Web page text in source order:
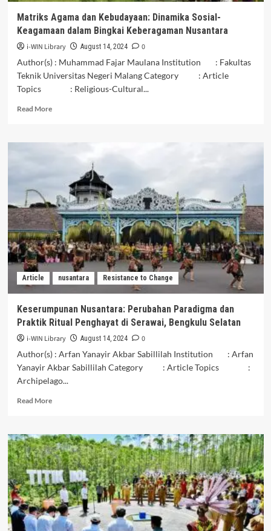
Matriks Agama dan Kebudayaan: Dinamika Sosial-
Keagamaan dalam Bingkai Keberagaman Nusantara
i-WIN Library August 14, 2024
0
Author(s) : Muhammad Fajar Maulana Institution : Fakultas
Teknik Universitas Negeri Malang Category : Article
Topics : Religious-Cultural...
Read MoreRead
Matriks
Kebudayaan:
Dinamika
Sosial-
Keagamaan
dalam
Bingkai
Keberagaman
Nusantara
Article nusantara Resistance to Change
Keserumpunan Nusantara: Perubahan Paradigma dan
Praktik Ritual Penghayat di Serawai, Bengkulu Selatan
i-WIN Library August 14, 2024
0
Author(s) : Arfan Yanayir Akbar Sabillilah Institution : Arfan
Yanayir Akbar Sabillilah Category : Article Topics :
Archipelago...
Read MoreRead
Keserumpunan
Nusantara:
Perubahan
Paradigma
dan
Praktik
Ritual
Penghayat
di